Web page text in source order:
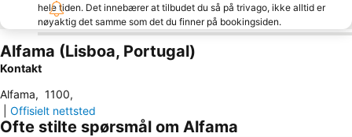
hele tiden. Det innebærer at tilbudet du så på trivago, ikke alltid er
nøyaktig det samme som det du finner på bookingsiden.
Alfama (Lisboa, Portugal)
Kontakt
Alfama, 1100,
Offisielt nettsted
Ofte stilte spørsmål om Alfama